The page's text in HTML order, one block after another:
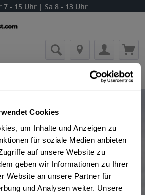
Cookies
um Inhalte und Anzeigen zu
für soziale Medien anbieten
auf unsere Website zu
geben wir Informationen zu Ihrer
Website an unsere Partner für
und Analysen weiter. Unsere
7 - 15 Uhr | Sa 8 - 13 Uhr
Bestellung widerrufen
Datenschutzerklärung
Cocktail Classic